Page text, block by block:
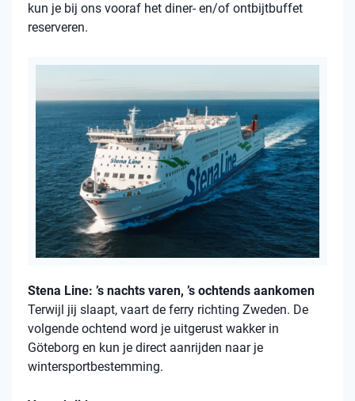
kun je bij ons vooraf het diner- en/of ontbijtbuffet
reserveren.
Stena Line: ’s nachts varen, ’s ochtends aankomen
Terwijl jij slaapt, vaart de ferry richting Zweden. De
volgende ochtend word je uitgerust wakker in
Göteborg en kun je direct aanrijden naar je
wintersportbestemming.